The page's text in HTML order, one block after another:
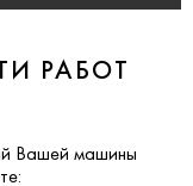
РАБОТ
Вашей машины